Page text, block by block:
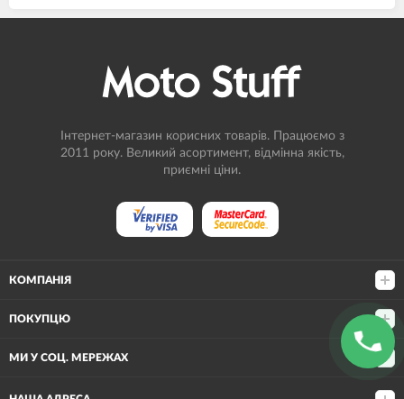
Інтернет-магазин корисних товарів. Працюємо з
2011 року. Великий асортимент, відмінна якість,
приємні ціни.
КОМПАНІЯ
ПОКУПЦЮ
МИ У СОЦ. МЕРЕЖАХ